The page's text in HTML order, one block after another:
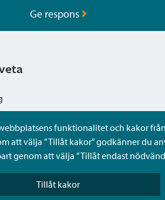
funktionalitet och kakor
att välja ”Tillåt kakor” godkänner du
genom att välja ”Tillåt endast
Tillåt kakor
Ge respons